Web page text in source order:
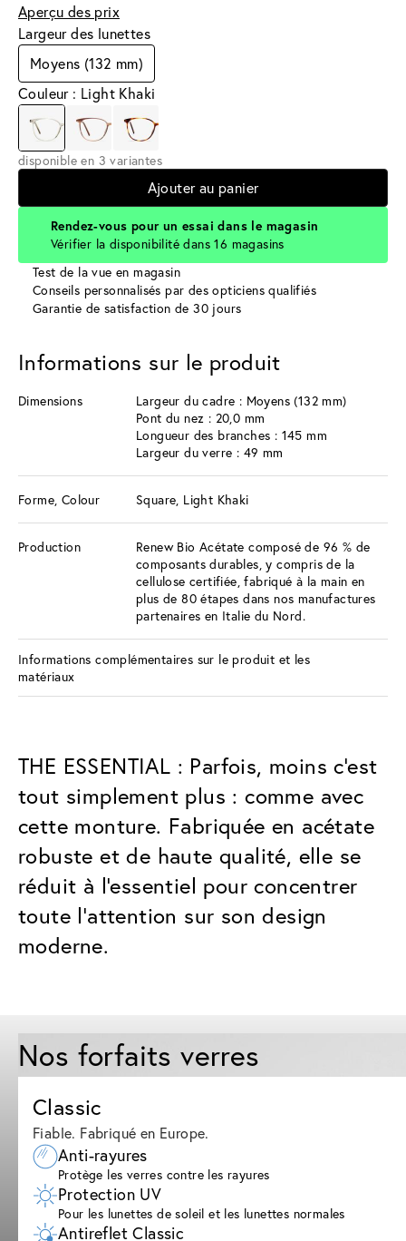
Aperçu des prix
Largeur des lunettes
Moyens (132 mm)
Couleur : Light Khaki
disponible en 3 variantes
Ajouter au panier
Rendez-vous pour un essai dans le magasin
Vérifier la disponibilité dans 16 magasins
Test de la vue en magasin
Conseils personnalisés par des opticiens qualifiés
Garantie de satisfaction de 30 jours
Informations sur le produit
Dimensions
Largeur du cadre : Moyens (132 mm)
Pont du nez : 20,0 mm
Longueur des branches : 145 mm
Largeur du verre : 49 mm
Forme, Colour Square, Light Khaki
Production
Renew Bio Acétate composé de 96 % de
composants durables, y compris de la
cellulose certifiée, fabriqué à la main en
plus de 80 étapes dans nos manufactures
partenaires en Italie du Nord.
Informations complémentaires sur le produit et les
matériaux
THE ESSENTIAL : Parfois, moins c'est
tout simplement plus : comme avec
cette monture. Fabriquée en acétate
robuste et de haute qualité, elle se
réduit à l'essentiel pour concentrer
toute l'attention sur son design
moderne.
Nos forfaits verres
Classic
Fiable. Fabriqué en Europe.
Anti-rayures
Protège les verres contre les rayures
Protection UV
Pour les lunettes de soleil et les lunettes normales
Antireflet Classic